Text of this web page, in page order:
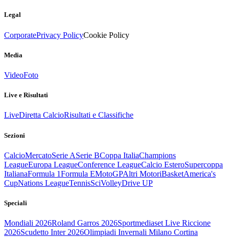
Legal
CorporatePrivacy PolicyCookie Policy
Media
VideoFoto
Live e Risultati
LiveDiretta CalcioRisultati e Classifiche
Sezioni
CalcioMercatoSerie ASerie BCoppa ItaliaChampions
LeagueEuropa LeagueConference LeagueCalcio EsteroSupercoppa
ItalianaFormula 1Formula EMotoGPAltri MotoriBasketAmerica's
CupNations LeagueTennisSciVolleyDrive UP
Speciali
Mondiali 2026Roland Garros 2026Sportmediaset Live Riccione
2026Scudetto Inter 2026Olimpiadi Invernali Milano Cortina